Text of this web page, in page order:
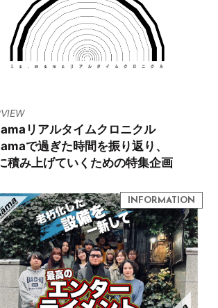
リアルタイムクロニクル
で過ぎた時間を振り返り、
積み上げていくための特集企画